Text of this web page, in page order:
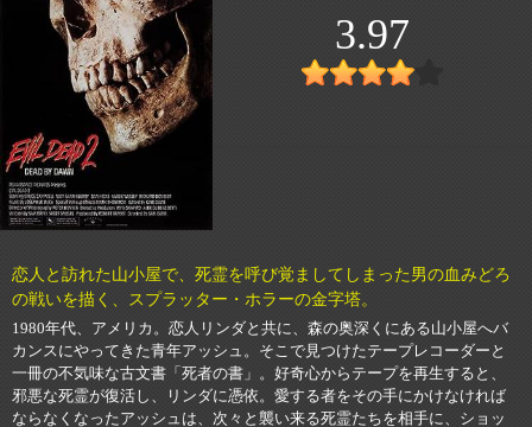
3.97
恋人と訪れた山小屋で、死霊を呼び覚ましてしまった男の血みどろ
の戦いを描く、スプラッター・ホラーの金字塔。
1980年代、アメリカ。恋人リンダと共に、森の奥深くにある山小屋へバ
カンスにやってきた青年アッシュ。そこで見つけたテープレコーダーと
一冊の不気味な古文書「死者の書」。好奇心からテープを再生すると、
邪悪な死霊が復活し、リンダに憑依。愛する者をその手にかけなければ
ならなくなったアッシュは、次々と襲い来る死霊たちを相手に、ショッ